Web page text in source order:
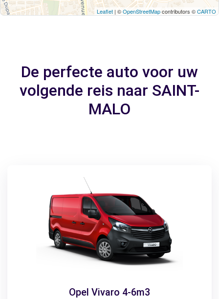
Leaflet | ©OpenStreetMapcontributors ©CARTO
De perfecte auto voor uw
volgende reis naar SAINT-
MALO
Opel Vivaro 4-6m3